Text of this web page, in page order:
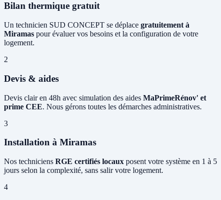
Bilan thermique gratuit
Un technicien SUD CONCEPT se déplace gratuitement à
Miramas pour évaluer vos besoins et la configuration de votre
logement.
2
Devis & aides
Devis clair en 48h avec simulation des aides MaPrimeRénov' et
prime CEE. Nous gérons toutes les démarches administratives.
3
Installation à Miramas
Nos techniciens RGE certifiés locaux posent votre système en 1 à 5
jours selon la complexité, sans salir votre logement.
4